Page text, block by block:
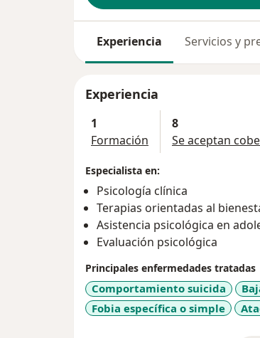
Experiencia Servicios y
Experiencia
1
Formación
8
Se aceptan
Especialista en:
Psicología clínica
Terapias orientadas al
Asistencia psicológica en
Evaluación psicológica
Principales enfermedades tratadas
Comportamiento suicida
Fobia específica o simple